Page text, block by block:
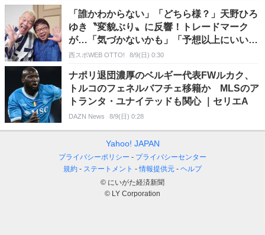
「誰かわからない」「どちら様？」天野ひろ
ゆき〝変貌ぶり〟に反響！トレードマーク
が…「気づかないかも」「予想以上にいい顔
してた！」「気配が…」の声
西スポWEB OTTO! 8/9(日) 0:30
ナポリ退団濃厚のベルギー代表FWルカク、
トルコのフェネルバフチェ移籍か MLSのア
トランタ・ユナイテッドも関心 ｜セリエA
DAZN News 8/9(日) 0:28
Yahoo! JAPAN
プライバシーポリシー
プライバシーセンター
規約
ステートメント 情報提供元
ヘルプ
© にいがた経済新聞
© LY Corporation